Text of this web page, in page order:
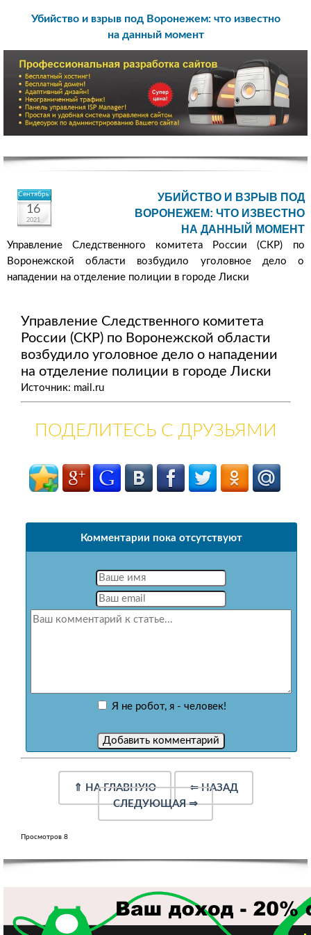
Убийство и взрыв под Воронежем: что известно
на данный момент
Сентябрь
16
2021
УБИЙСТВО И ВЗРЫВ ПОД
ВОРОНЕЖЕМ: ЧТО ИЗВЕСТНО
НА ДАННЫЙ МОМЕНТ
Управление Следственного комитета России (СКР) по
Воронежской области возбудило уголовное дело о
нападении на отделение полиции в городе Лиски
Управление Следственного комитета
России (СКР) по Воронежской области
возбудило уголовное дело о нападении
на отделение полиции в городе Лиски
Источник: mail.ru
ПОДЕЛИТЕСЬ С ДРУЗЬЯМИ
Комментарии пока отсутствуют
Я не робот, я - человек!
⇑ НА ГЛАВНУЮ ⇐НАЗАД
СЛЕДУЮЩАЯ⇒
Просмотров 8